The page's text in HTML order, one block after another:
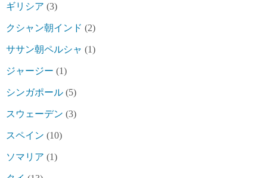
ギリシア (3)
クシャン朝インド (2)
ササン朝ペルシャ (1)
ジャージー (1)
シンガポール (5)
スウェーデン (3)
スペイン (10)
ソマリア (1)